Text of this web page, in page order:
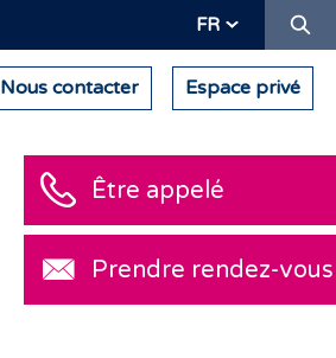
FR
Nous contacter Espace privé
Être appelé
Prendre rendez-vous